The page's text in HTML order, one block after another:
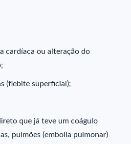
cardíaca ou alteração do
(flebite superficial);
que já teve um coágulo
pulmões (embolia pulmonar)